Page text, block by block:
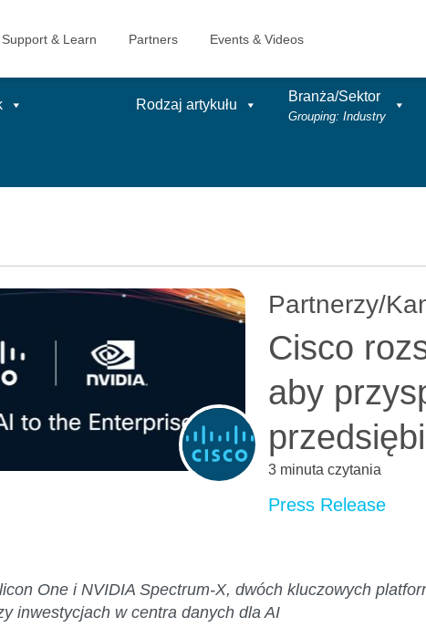
Rodzaj artykułu
Branża/Sektor
Grouping: Industry
Partnerzy/
Cisco
aby
3 minuta czytania
Press Release
One i NVIDIA Spectrum-X, dwóch kluczowych
inwestycjach w centra danych dla AI